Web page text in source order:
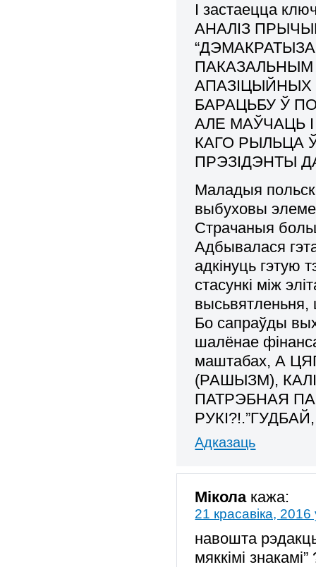
І застаецца
АНАЛІЗ
БАРАЦЬБУ Ў
АЛЕ МАЎЧАЦЬ
КАГО РЫЛЬЦА
ПРЭЗІДЭНТЫ
Маладыя
выбуховы
Страчаныя
Адбывалася
адкінуць
стасункі між
высьвятленьня,
Бо сапраўды
шалёнае
маштабах, А
(РАШЫЗМ),
ПАТРЭБНАЯ
Адказаць
Мікола кажа:
21 красавіка,
навошта
мяккімі знакамі”